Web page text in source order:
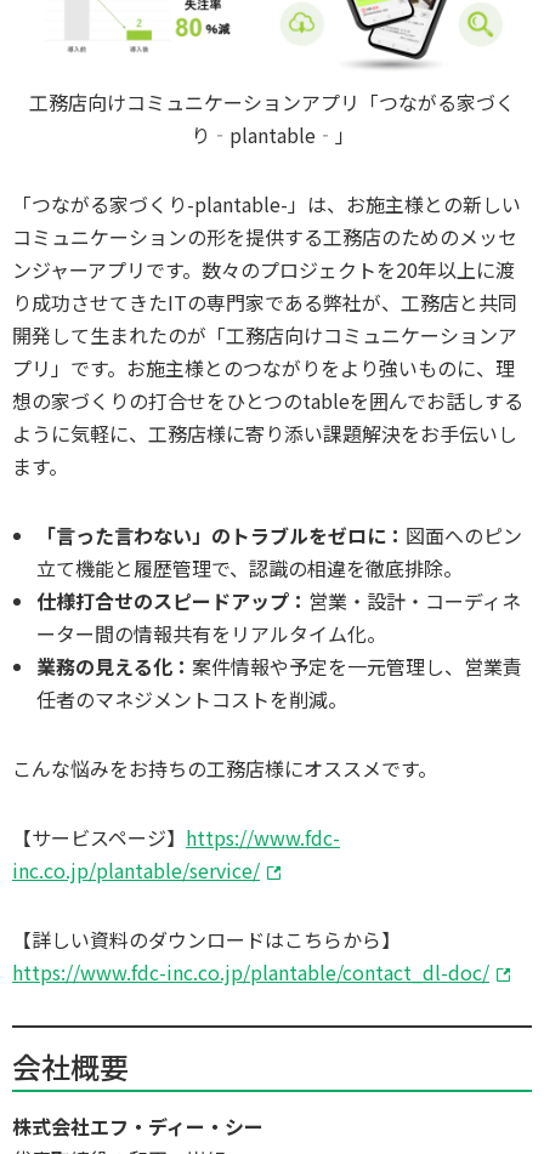
工務店向けコミュニケーションアプリ「つながる家づく
り‐plantable‐」
「つながる家づくり-plantable-」は、お施主様との新しい
コミュニケーションの形を提供する工務店のためのメッセ
ンジャーアプリです。数々のプロジェクトを20年以上に渡
り成功させてきたITの専門家である弊社が、工務店と共同
開発して生まれたのが「工務店向けコミュニケーションア
プリ」です。お施主様とのつながりをより強いものに、理
想の家づくりの打合せをひとつのtableを囲んでお話しする
ように気軽に、工務店様に寄り添い課題解決をお手伝いし
ます。
「言った言わない」のトラブルをゼロに： 図面へのピン
立て機能と履歴管理で、認識の相違を徹底排除。
仕様打合せのスピードアップ： 営業・設計・コーディネ
ーター間の情報共有をリアルタイム化。
業務の見える化： 案件情報や予定を一元管理し、営業責
任者のマネジメントコストを削減。
こんな悩みをお持ちの工務店様にオススメです。
【サービスページ】 https://www.fdc-
inc.co.jp/plantable/service/
【詳しい資料のダウンロードはこちらから】
https://www.fdc-inc.co.jp/plantable/contact_dl-doc/
会社概要
株式会社エフ・ディー・シー